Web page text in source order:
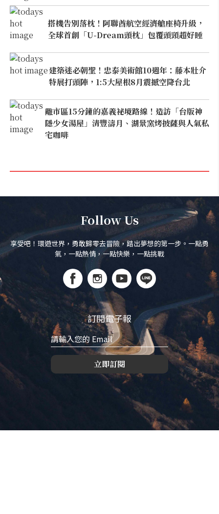
搭機告別落枕！阿聯酋航空經濟艙座椅升級，
全球首創「U-Dream頭枕」包覆頭頸超好睡
建築迷必朝聖！忠泰美術館10週年：藤本壯介
特展打頭陣，1:5大屋根8月震撼空降台北
離市區15分鐘的嘉義祕境路線！造訪「台版神
隱少女湯屋」清豐濤月、湖景窯烤披薩與人氣私
宅咖啡
Follow Us
享受吧！環遊世界，勇敢歸零去冒險，踏出夢想的第一步。一點勇
氣，一點熱情，一點快樂，一點挑戰
訂閱電子報
立即訂閱